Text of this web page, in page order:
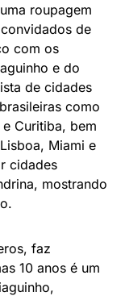
roupagem
de
com os
e do
de cidades
como
Curitiba, bem
Miami e
cidades
mostrando
faz
10 anos é um